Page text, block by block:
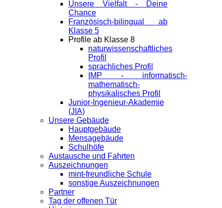
Unsere Vielfalt - Deine
Chance
Französisch-bilingual ab
Klasse 5
Profile ab Klasse 8
naturwissenschaftliches
Profil
sprachliches Profil
IMP - informatisch-
mathematisch-
physikalisches Profil
Junior-Ingenieur-Akademie
(JIA)
Unsere Gebäude
Hauptgebäude
Mensagebäude
Schulhöfe
Austausche und Fahrten
Auszeichnungen
mint-freundliche Schule
sonstige Auszeichnungen
Partner
Tag der offenen Tür